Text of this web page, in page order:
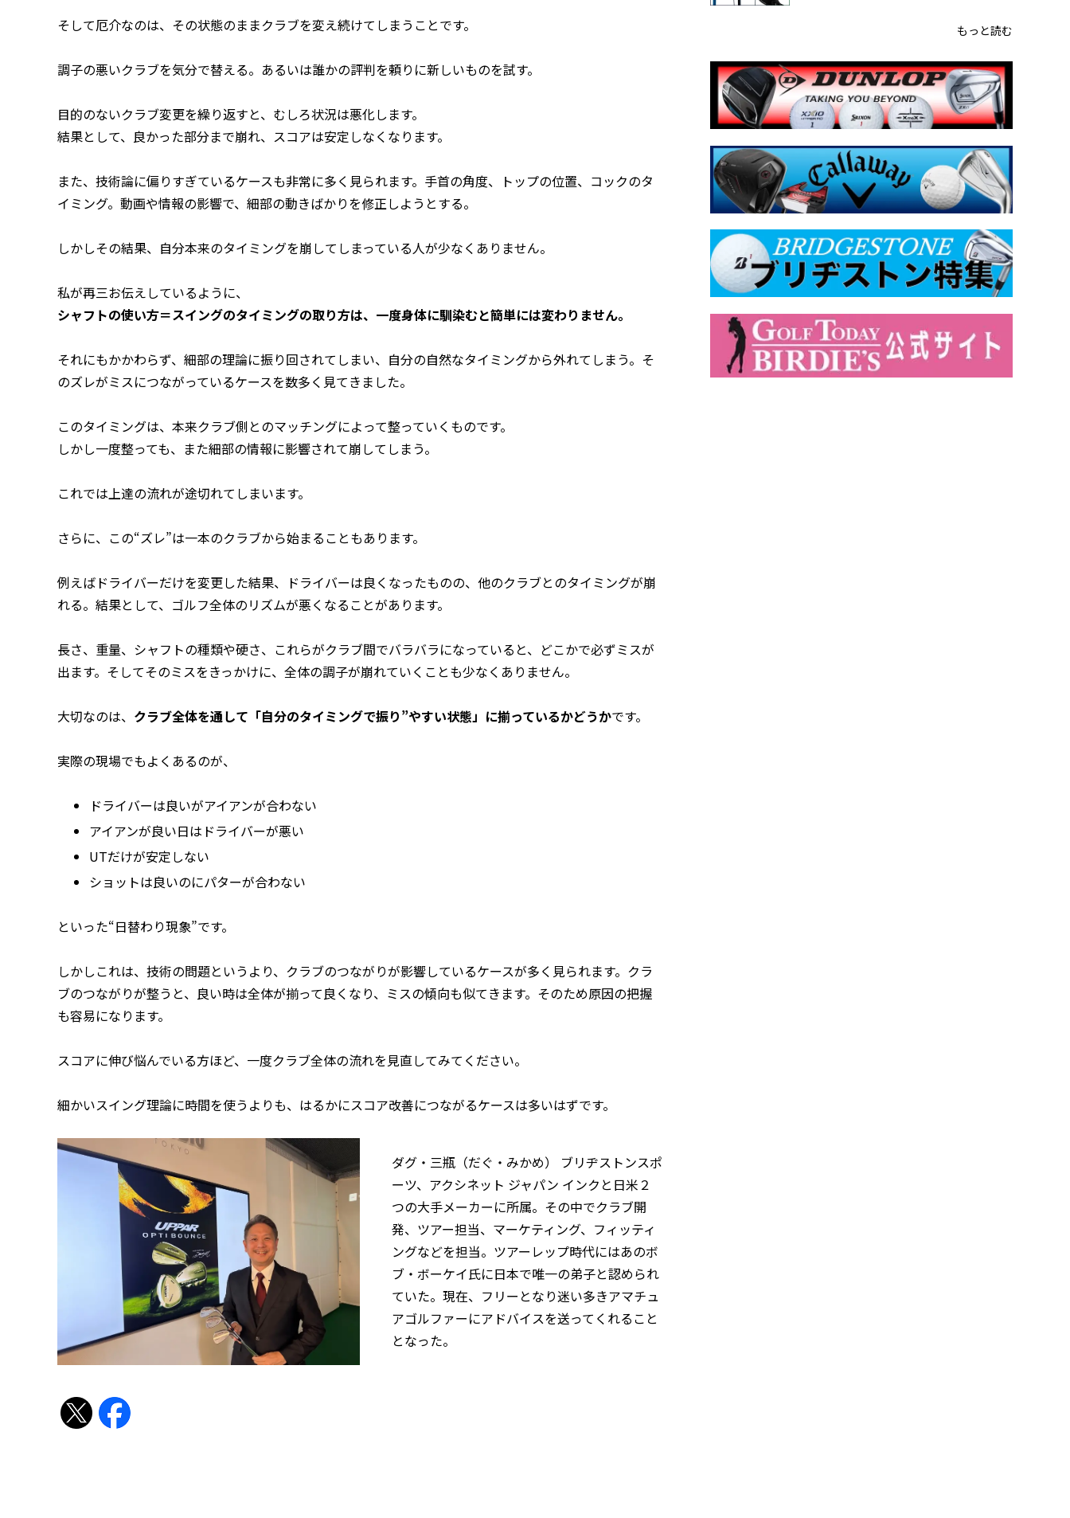
そして厄介なのは、その状態のままクラブを変え続けてしまうことです。
調子の悪いクラブを気分で替える。あるいは誰かの評判を頼りに新しいものを試す。
目的のないクラブ変更を繰り返すと、むしろ状況は悪化します。
結果として、良かった部分まで崩れ、スコアは安定しなくなります。
また、技術論に偏りすぎているケースも非常に多く見られます。手首の角度、トップの位置、コックのタ
イミング。動画や情報の影響で、細部の動きばかりを修正しようとする。
しかしその結果、自分本来のタイミングを崩してしまっている人が少なくありません。
私が再三お伝えしているように、
シャフトの使い方＝スイングのタイミングの取り方は、一度身体に馴染むと簡単には変わりません。
それにもかかわらず、細部の理論に振り回されてしまい、自分の自然なタイミングから外れてしまう。そ
のズレがミスにつながっているケースを数多く見てきました。
このタイミングは、本来クラブ側とのマッチングによって整っていくものです。
しかし一度整っても、また細部の情報に影響されて崩してしまう。
これでは上達の流れが途切れてしまいます。
さらに、この“ズレ”は一本のクラブから始まることもあります。
例えばドライバーだけを変更した結果、ドライバーは良くなったものの、他のクラブとのタイミングが崩
れる。結果として、ゴルフ全体のリズムが悪くなることがあります。
長さ、重量、シャフトの種類や硬さ、これらがクラブ間でバラバラになっていると、どこかで必ずミスが
出ます。そしてそのミスをきっかけに、全体の調子が崩れていくことも少なくありません。
大切なのは、 クラブ全体を通して「自分のタイミングで振り”やすい状態」に揃っているかどうかです。
実際の現場でもよくあるのが、
ドライバーは良いがアイアンが合わない
アイアンが良い日はドライバーが悪い
UTだけが安定しない
ショットは良いのにパターが合わない
といった“日替わり現象”です。
しかしこれは、技術の問題というより、クラブのつながりが影響しているケースが多く見られます。クラ
ブのつながりが整うと、良い時は全体が揃って良くなり、ミスの傾向も似てきます。そのため原因の把握
も容易になります。
スコアに伸び悩んでいる方ほど、一度クラブ全体の流れを見直してみてください。
細かいスイング理論に時間を使うよりも、はるかにスコア改善につながるケースは多いはずです。
ダグ・三瓶（だぐ・みかめ） ブリヂストンスポ
ーツ、アクシネット ジャパン インクと日米２
つの大手メーカーに所属。その中でクラブ開
発、ツアー担当、マーケティング、フィッティ
ングなどを担当。ツアーレップ時代にはあのボ
ブ・ボーケイ氏に日本で唯一の弟子と認められ
ていた。現在、フリーとなり迷い多きアマチュ
アゴルファーにアドバイスを送ってくれること
となった。
もっと読む